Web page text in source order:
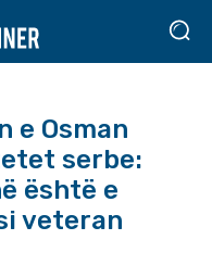
e Osman
serbe:
është e
veteran